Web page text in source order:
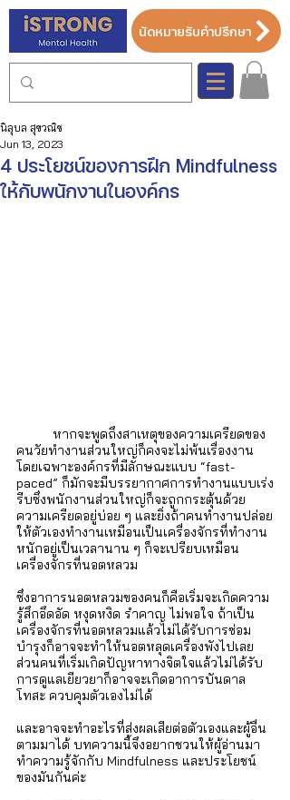
นัดหมายรับคำปรึกษา
4 ประโยชน์ของการฝึก Mindfulness
ให้กับพนักงานในองค์กร
นิลุบล สุขวณิช
Jun 13, 2023
คนวัยทำงานส่วนใหญ่ก็คงจะไม่พ้นเรื่องงาน
โดยเฉพาะองค์กรที่มีลักษณะแบบ “fast-
paced” ก็มักจะมีบรรยากาศการทำงานแบบเร่ง
รีบซึ่งพนักงานส่วนใหญ่ก็จะถูกกระตุ้นด้วย
ความเครียดอยู่บ่อย ๆ และยิ่งถ้าคนทำงานปล่อย
ให้ตัวเองทำงานเหมือนเป็นเครื่องจักรที่ทำงาน
หนักอยู่เป็นเวลานาน ๆ ก็จะเปรียบเหมือน
เครื่องจักรที่นอตหลวม
ซึ่งอาการนอตหลวมของคนก็คือเริ่มจะเกิดความ
รู้สึกอึดอัด หงุดหงิด รำคาญ ไม่พอใจ ถ้าเป็น
เครื่องจักรที่นอตหลวมแล้วไม่ได้รับการซ่อม
บำรุงก็อาจจะทำให้นอตหลุดเครื่องพังไปเลย
ส่วนคนที่เริ่มเกิดปัญหาทางจิตใจแล้วไม่ได้รับ
การดูแลเยียวยาก็อาจจะเกิดอาการบันดาล
โทสะ ควบคุมตัวเองไม่ได้
และอาจจะทำอะไรที่ส่งผลเสียต่อตัวเองและผู้อื่น
ตามมาได้ บทความนี้จึงอยากชวนให้ผู้อ่านมา
ทำความรู้จักกับ Mindfulness และประโยชน์
ของมันกันค่ะ